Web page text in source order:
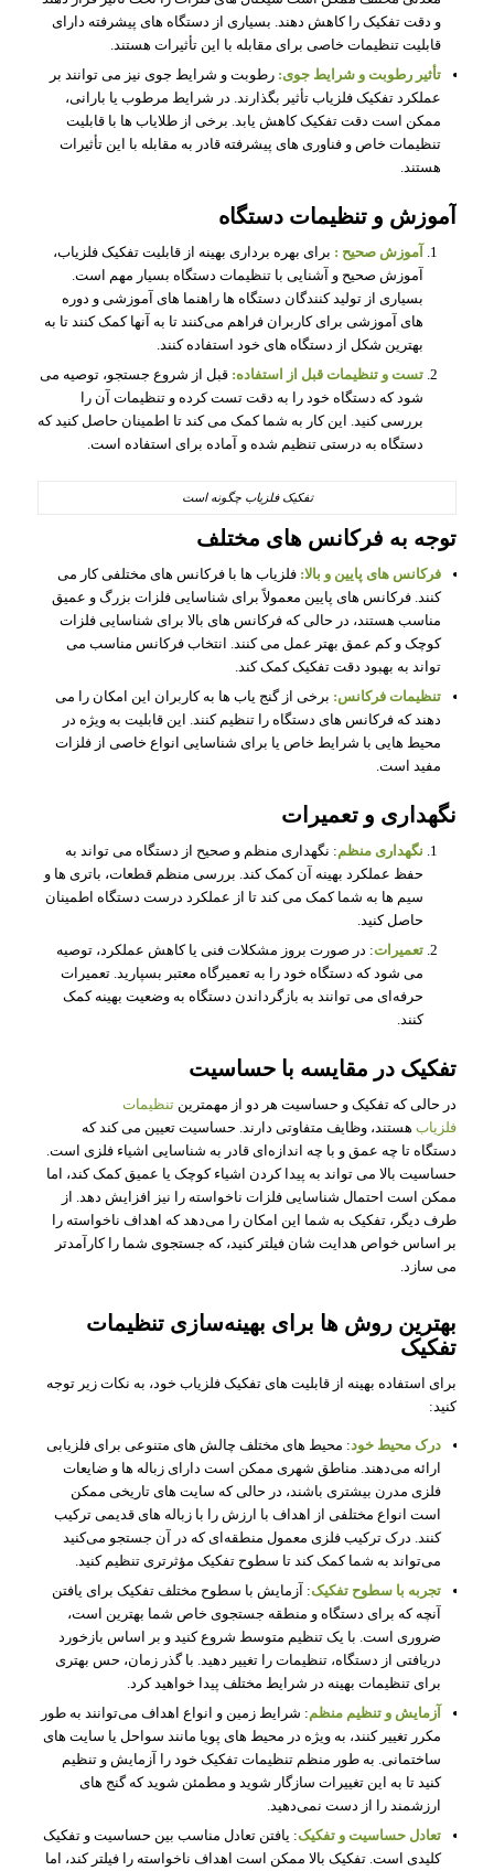
و دقت تفکیک را کاهش دهند. بسیاری از دستگاه‌ های پیشرفته دارای
قابلیت تنظیمات خاصی برای مقابله با این تأثیرات هستند.
تأثیر رطوبت و شرایط جوی: رطوبت و شرایط جوی نیز می‌ توانند بر
عملکرد تفکیک فلزیاب تأثیر بگذارند. در شرایط مرطوب یا بارانی،
ممکن است دقت تفکیک کاهش یابد. برخی از طلایاب ها با قابلیت
تنظیمات خاص و فناوری‌ های پیشرفته قادر به مقابله با این تأثیرات
هستند.
آموزش و تنظیمات دستگاه
آموزش صحیح : برای بهره‌ برداری بهینه از قابلیت تفکیک فلزیاب،
آموزش صحیح و آشنایی با تنظیمات دستگاه بسیار مهم است.
بسیاری از تولید کنندگان دستگاه ها راهنما های آموزشی و دوره‌
های آموزشی برای کاربران فراهم می‌کنند تا به آنها کمک کنند تا به
بهترین شکل از دستگاه‌ های خود استفاده کنند.
تست و تنظیمات قبل از استفاده: قبل از شروع جستجو، توصیه می‌
شود که دستگاه خود را به دقت تست کرده و تنظیمات آن را
بررسی کنید. این کار به شما کمک می‌ کند تا اطمینان حاصل کنید که
دستگاه به درستی تنظیم شده و آماده برای استفاده است.
تفکیک فلزیاب چگونه است
توجه به فرکانس‌ های مختلف
فرکانس‌ های پایین و بالا: فلزیاب‌ ها با فرکانس‌ های مختلفی کار می‌
کنند. فرکانس‌ های پایین معمولاً برای شناسایی فلزات بزرگ و عمیق
مناسب هستند، در حالی که فرکانس‌ های بالا برای شناسایی فلزات
کوچک و کم عمق بهتر عمل می‌ کنند. انتخاب فرکانس مناسب می‌
تواند به بهبود دقت تفکیک کمک کند.
تنظیمات فرکانس: برخی از گنج یاب ها به کاربران این امکان را می‌
دهند که فرکانس‌ های دستگاه را تنظیم کنند. این قابلیت به ویژه در
محیط‌ هایی با شرایط خاص یا برای شناسایی انواع خاصی از فلزات
مفید است.
نگهداری و تعمیرات
نگهداری منظم: نگهداری منظم و صحیح از دستگاه می‌ تواند به
حفظ عملکرد بهینه آن کمک کند. بررسی منظم قطعات، باتری‌ ها و
سیم‌ ها به شما کمک می‌ کند تا از عملکرد درست دستگاه اطمینان
حاصل کنید.
تعمیرات: در صورت بروز مشکلات فنی یا کاهش عملکرد، توصیه
می‌ شود که دستگاه خود را به تعمیرگاه معتبر بسپارید. تعمیرات
حرفه‌ای می‌ توانند به بازگرداندن دستگاه به وضعیت بهینه کمک
کنند.
تفکیک در مقایسه با حساسیت
در حالی که تفکیک و حساسیت هر دو از مهمترین تنظیمات
فلزیابهستند، وظایف متفاوتی دارند. حساسیت تعیین می‌ کند که
دستگاه تا چه عمق و با چه اندازه‌ای قادر به شناسایی اشیاء فلزی است.
حساسیت بالا می‌ تواند به پیدا کردن اشیاء کوچک یا عمیق کمک کند، اما
ممکن است احتمال شناسایی فلزات ناخواسته را نیز افزایش دهد. از
طرف دیگر، تفکیک به شما این امکان را می‌دهد که اهداف ناخواسته را
بر اساس خواص هدایت‌ شان فیلتر کنید، که جستجوی شما را کارآمدتر
می‌ سازد.
بهترین روش‌ ها برای بهینه‌سازی تنظیمات
تفکیک
برای استفاده بهینه از قابلیت‌ های تفکیک فلزیاب خود، به نکات زیر توجه
کنید:
درک محیط خود: محیط‌ های مختلف چالش‌ های متنوعی برای فلزیابی
ارائه می‌دهند. مناطق شهری ممکن است دارای زباله‌ ها و ضایعات
فلزی مدرن بیشتری باشند، در حالی که سایت‌ های تاریخی ممکن
است انواع مختلفی از اهداف با ارزش را با زباله‌ های قدیمی ترکیب
کنند. درک ترکیب فلزی معمول منطقه‌ای که در آن جستجو می‌کنید
می‌تواند به شما کمک کند تا سطوح تفکیک مؤثرتری تنظیم کنید.
تجربه با سطوح تفکیک: آزمایش با سطوح مختلف تفکیک برای یافتن
آنچه که برای دستگاه و منطقه جستجوی خاص شما بهترین است،
ضروری است. با یک تنظیم متوسط شروع کنید و بر اساس بازخورد
دریافتی از دستگاه، تنظیمات را تغییر دهید. با گذر زمان، حس بهتری
برای تنظیمات بهینه در شرایط مختلف پیدا خواهید کرد.
آزمایش و تنظیم منظم: شرایط زمین و انواع اهداف می‌توانند به طور
مکرر تغییر کنند، به ویژه در محیط‌ های پویا مانند سواحل یا سایت‌ های
ساختمانی. به طور منظم تنظیمات تفکیک خود را آزمایش و تنظیم
کنید تا به این تغییرات سازگار شوید و مطمئن شوید که گنج‌ های
ارزشمند را از دست نمی‌دهید.
تعادل حساسیت و تفکیک: یافتن تعادل مناسب بین حساسیت و تفکیک
کلیدی است. تفکیک بالا ممکن است اهداف ناخواسته را فیلتر کند، اما